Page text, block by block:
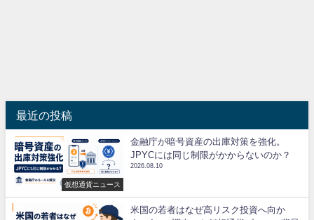
最近の投稿
仮想通貨ニュース
金融庁が暗号資産の出庫対策を強化。
JPYCには同じ制限がかからないのか？
2026.08.10
米国の若者はなぜ高リスク投資へ向か